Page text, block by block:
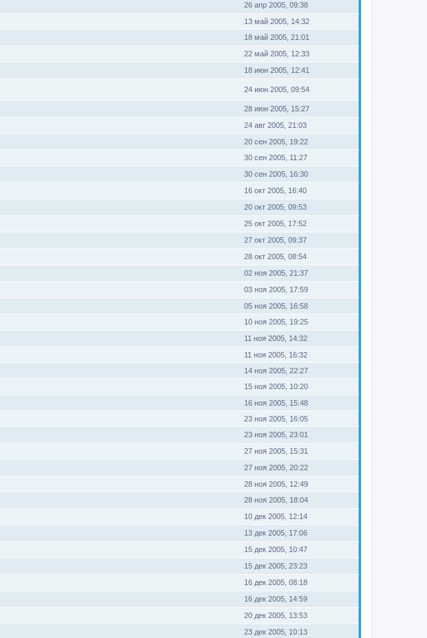
26 апр 2005, 09:38
13 май 2005, 14:32
18 май 2005, 21:01
22 май 2005, 12:33
18 июн 2005, 12:41
24 июн 2005, 09:54
28 июн 2005, 15:27
24 авг 2005, 21:03
20 сен 2005, 19:22
30 сен 2005, 11:27
30 сен 2005, 16:30
16 окт 2005, 16:40
20 окт 2005, 09:53
25 окт 2005, 17:52
27 окт 2005, 09:37
28 окт 2005, 08:54
02 ноя 2005, 21:37
03 ноя 2005, 17:59
05 ноя 2005, 16:58
10 ноя 2005, 19:25
11 ноя 2005, 14:32
11 ноя 2005, 16:32
14 ноя 2005, 22:27
15 ноя 2005, 10:20
16 ноя 2005, 15:48
23 ноя 2005, 16:05
23 ноя 2005, 23:01
27 ноя 2005, 15:31
27 ноя 2005, 20:22
28 ноя 2005, 12:49
28 ноя 2005, 18:04
10 дек 2005, 12:14
13 дек 2005, 17:06
15 дек 2005, 10:47
15 дек 2005, 23:23
16 дек 2005, 08:18
16 дек 2005, 14:59
20 дек 2005, 13:53
23 дек 2005, 10:13